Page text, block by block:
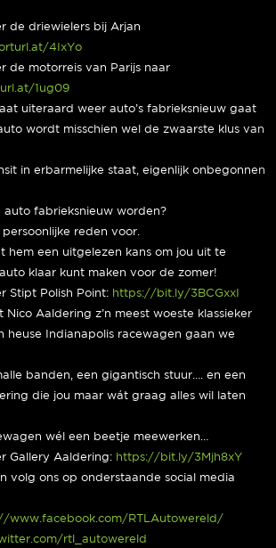
de driewielers bij Arjan
4IxYo
de motorreis van Parijs naar
1ug09
uiteraard weer auto’s fabrieksnieuw gaat
wordt misschien wel de zwaarste klus van
in erbarmelijke staat, eigenlijk onbegonnen
auto fabrieksnieuw worden?
reden voor.
hem een uitgelezen kans om jou uit te
klaar kunt maken voor de zomer!
Stipt Polish Point: https://bit.ly/3BCGxxI
Nico Aaldering z’n meest woeste klassieker
heuse Indianapolis racewagen gaan we
banden, een gigantisch stuur…. en een
die jou maar wát graag alles wil laten
wél een beetje meewerken…
Gallery Aaldering: https://bit.ly/3Mjh8xY
volg ons op onderstaande social media
www.facebook.com/RTLAutowereld/
rtl_autowereld